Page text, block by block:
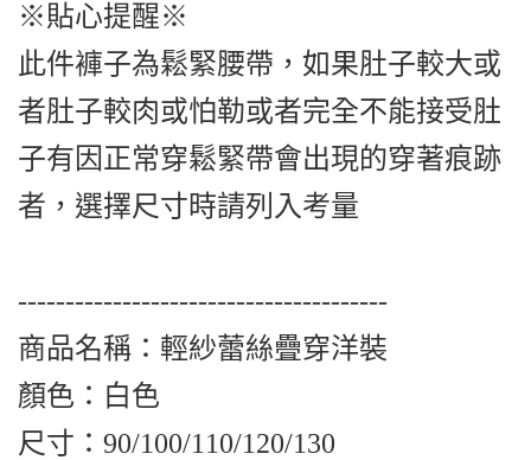
※貼心提醒※
此件褲子為鬆緊腰帶，如果肚子較大或
者肚子較肉或怕勒或者完全不能接受肚
子有因正常穿鬆緊帶會出現的穿著痕跡
者，選擇尺寸時請列入考量
---------------------------------------
商品名稱：輕紗蕾絲疊穿洋裝
顏色：白色
尺寸：90/100/110/120/130